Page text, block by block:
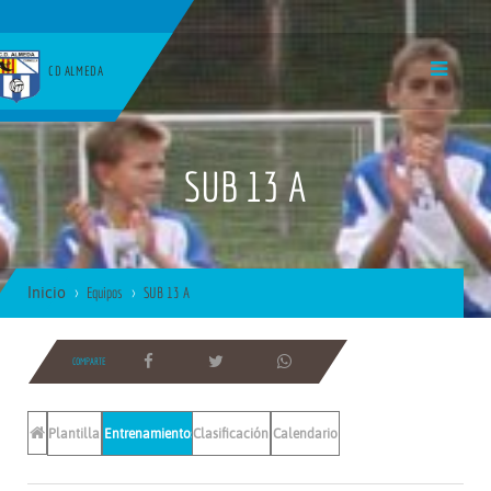
CD ALMEDA
SUB 13 A
Inicio Equipos SUB 13 A
COMPARTE
Plantilla EntrenamientosClasificación Calendario